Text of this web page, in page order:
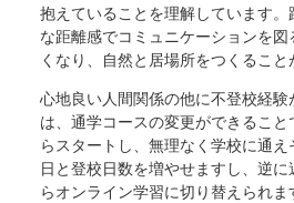
抱えていることを理解しています
な距離感でコミュニケーションを図
くなり、自然と居場所をつくること
心地良い人間関係の他に不登校経
は、通学コースの変更ができるこ
らスタートし、無理なく学校に通え
日と登校日数を増やせますし、逆
らオンライン学習に切り替えられ